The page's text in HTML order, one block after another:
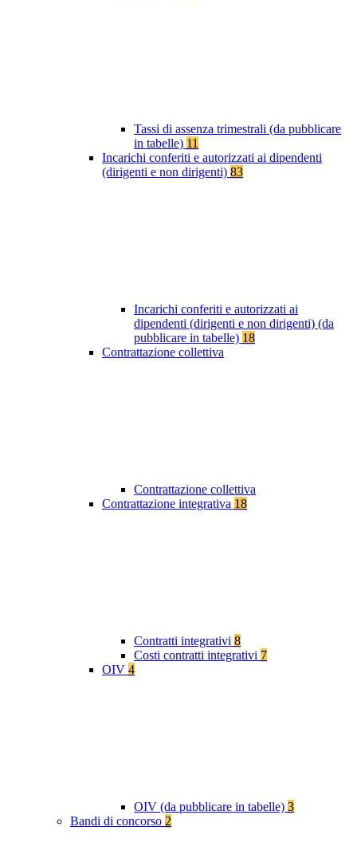
Tassi di assenza trimestrali (da pubblicare
in tabelle) 11
Incarichi conferiti e autorizzati ai dipendenti
(dirigenti e non dirigenti) 83
Incarichi conferiti e autorizzati ai
dipendenti (dirigenti e non dirigenti) (da
pubblicare in tabelle) 18
Contrattazione collettiva
Contrattazione collettiva
Contrattazione integrativa 18
Contratti integrativi 8
Costi contratti integrativi 7
OIV 4
OIV (da pubblicare in tabelle) 3
Bandi di concorso 2